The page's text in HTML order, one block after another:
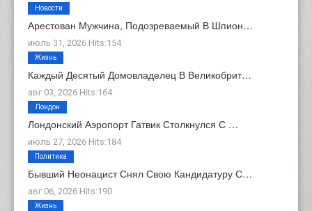
Арестован Мужчина, Подозреваемый В Шпион…
июль 31, 2026 Hits:154
Новости
Каждый Десятый Домовладелец В Великобрит…
авг 03, 2026 Hits:164
Жизнь
Лондонский Аэропорт Гатвик Столкнулся С …
июль 27, 2026 Hits:184
Лондон
Бывший Неонацист Снял Свою Кандидатуру С…
авг 06, 2026 Hits:190
Политика
Жизнь